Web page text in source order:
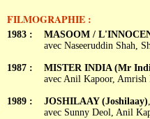
FILMOGRAPHIE :
1983 :
1987 :
1989 :
MASOOM /
avec Naseeruddin Shah,
MISTER INDIA (Mr
avec Anil Kapoor, Amrish
JOSHILAAY (Joshilaay)
avec Sunny Deol, Anil